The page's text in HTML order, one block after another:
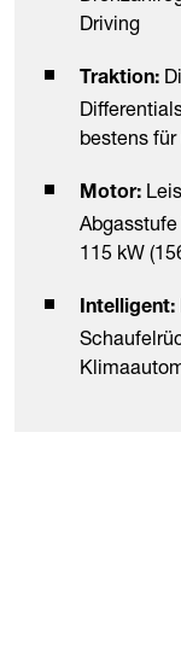
Driving
Traktion:
bestens
Motor:
115 kW
Intelligent: